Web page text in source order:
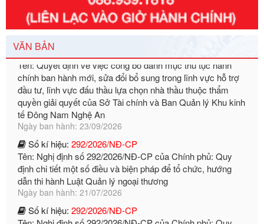
VĂN BẢN
Số kí hiệu:
3014/QĐ-UBND
Tên: Quyết định về việc công bố danh mục thủ tục hành
chính ban hành mới, sửa đổi bổ sung trong lĩnh vực hỗ trợ
đầu tư, lĩnh vực đấu thầu lựa chọn nhà thầu thuộc thẩm
quyền giải quyết của Sở Tài chính và Ban Quản lý Khu kinh
tế Đông Nam Nghệ An
Ngày ban hành: 23/09/2026
Số kí hiệu:292/2026/NĐ-CP
Tên: Nghị định số 292/2026/NĐ-CP của Chính phủ: Quy
định chi tiết một số điều và biện pháp để tổ chức, hướng
dẫn thi hành Luật Quản lý ngoại thương
Ngày ban hành: 21/07/2026
Số kí hiệu:292/2026/NĐ-CP
Tên: Nghị định số 292/2026/NĐ-CP của Chính phủ: Quy
định chi tiết một số điều và biện pháp để tổ chức, hướng
dẫn thi hành Luật Quản lý ngoại thương
Ngày ban hành: 21/07/2026